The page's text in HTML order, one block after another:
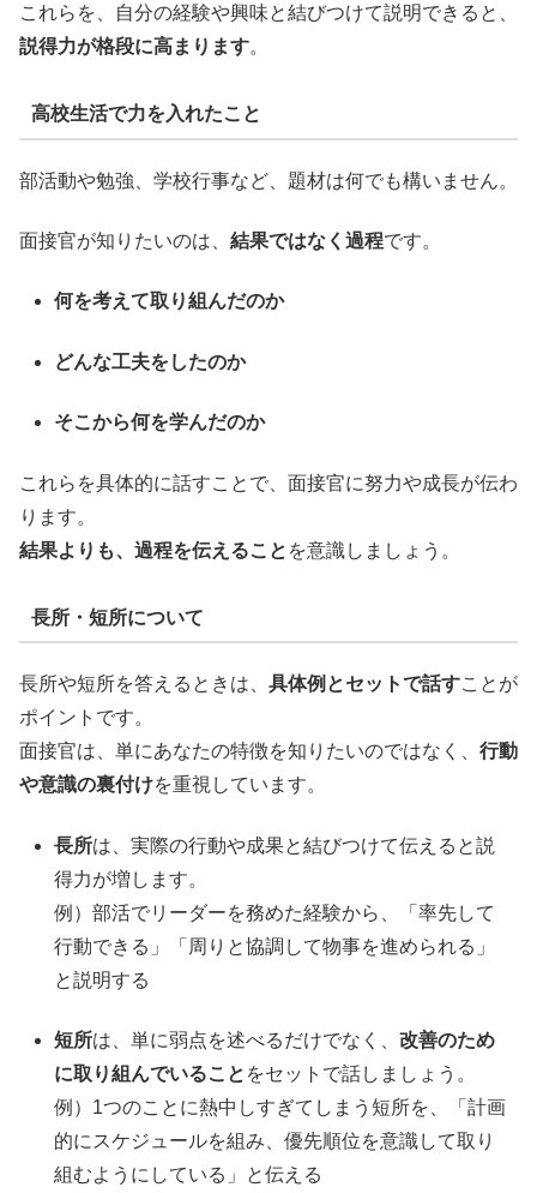
これらを、自分の経験や興味と結びつけて説明できると、
説得力が格段に高まります。
高校生活で力を入れたこと
部活動や勉強、学校行事など、題材は何でも構いません。
面接官が知りたいのは、 結果ではなく過程です。
何を考えて取り組んだのか
どんな工夫をしたのか
そこから何を学んだのか
これらを具体的に話すことで、面接官に努力や成長が伝わ
ります。
結果よりも、過程を伝えること を意識しましょう。
長所・短所について
長所や短所を答えるときは、 具体例とセットで話すことが
ポイントです。
面接官は、単にあなたの特徴を知りたいのではなく、 行動
や意識の裏付けを重視しています。
長所は、実際の行動や成果と結びつけて伝えると説
得力が増します。
例）部活でリーダーを務めた経験から、「率先して
行動できる」「周りと協調して物事を進められる」
と説明する
短所は、単に弱点を述べるだけでなく、改善のため
に取り組んでいること をセットで話しましょう。
例）1つのことに熱中しすぎてしまう短所を、「計画
的にスケジュールを組み、優先順位を意識して取り
組むようにしている」と伝える